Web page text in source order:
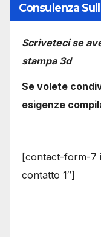
Consulenza
Scriveteci se
stampa 3d
Se volete
esigenze
[contact-form-7
contatto 1″]